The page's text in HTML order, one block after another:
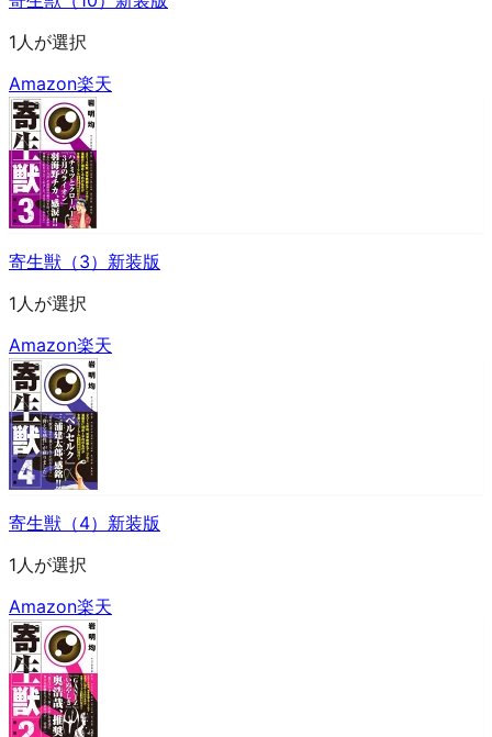
1人が選択
Amazon楽天
寄生獣（3）新装版
1人が選択
Amazon楽天
寄生獣（4）新装版
1人が選択
Amazon楽天